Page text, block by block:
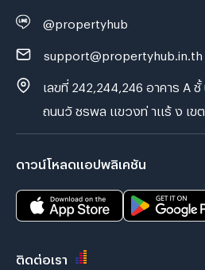
@propertyhub
support@propertyhub.in.th
เลขที่ 242,244,246 อาคาร A ชั้
ถนนวั ชรพล แขวงท่ าแร้ ง เขต
ดาวน์โหลดแอปพลิเคชัน
ติดต่อเรา